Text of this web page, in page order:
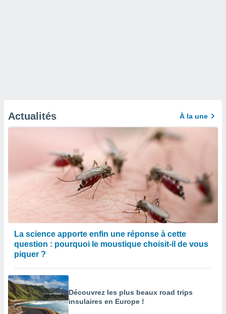
Actualités À la une
La science apporte enfin une réponse à cette
question : pourquoi le moustique choisit-il de vous
piquer ?
Découvrez les plus beaux road trips
insulaires en Europe !